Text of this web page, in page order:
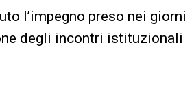
l’impegno preso nei giorni
degli incontri istituzionali